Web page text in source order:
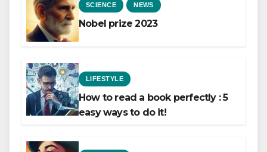
SCIENCE NEWS
Nobel prize 2023
LIFESTYLE
How to read a book perfectly : 5
easy ways to do it!